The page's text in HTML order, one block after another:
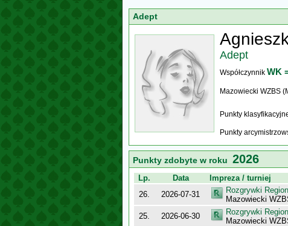
Adept
Adept
Współczynnik WK
Mazowiecki WZBS
Punkty
Punkty
Punkty zdobyte w roku 2026
Lp. Data Impreza / turniej
26.
2026-07-31
Rozgrywki
Mazowiecki
25. 2026-06-30
Rozgrywki
Mazowiecki